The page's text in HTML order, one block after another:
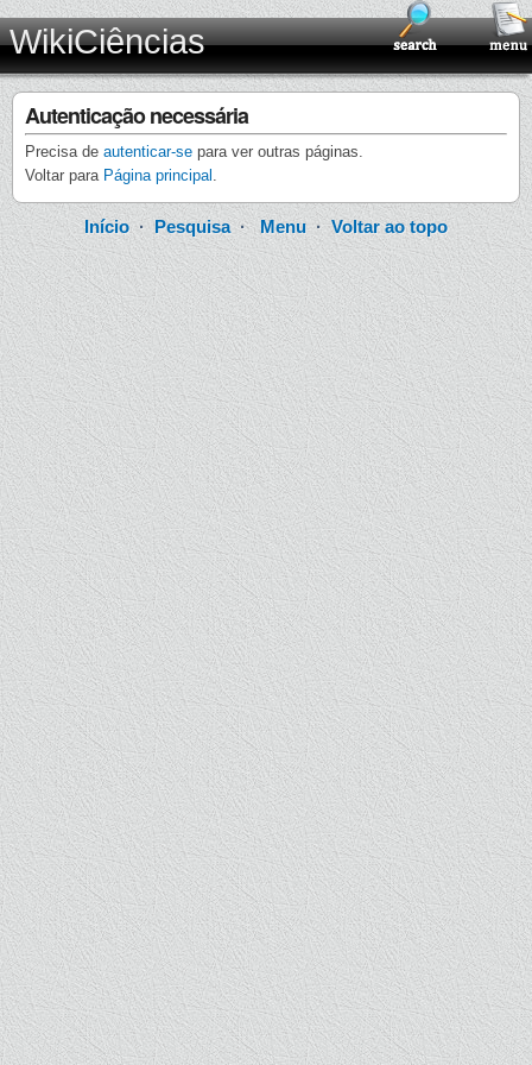
WikiCiências
Autenticação necessária
Precisa de autenticar-se para ver outras páginas.
Voltar para Página principal .
Início · Pesquisa·Menu ·Voltar ao topo